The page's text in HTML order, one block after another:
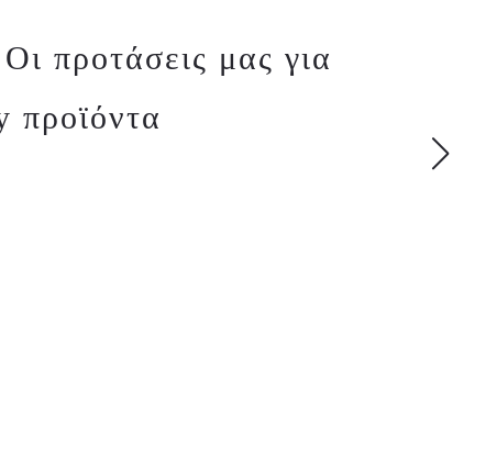
προτάσεις μας για
προϊόντα